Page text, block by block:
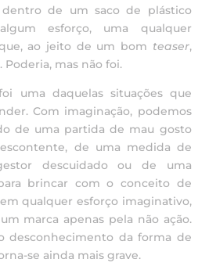
de um saco de plástico
esforço, uma qualquer
ao jeito de um bom teaser,
Poderia, mas não foi.
uma daquelas situações que
Com imaginação, podemos
de uma partida de mau gosto
de uma medida de
descuidado ou de uma
brincar com o conceito de
qualquer esforço imaginativo,
marca apenas pela não ação.
desconhecimento da forma de
se ainda mais grave.